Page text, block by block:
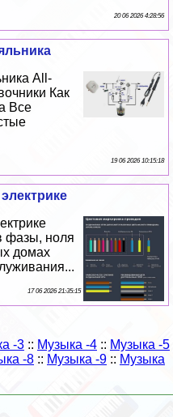
20 06 2026 4:28:56
All-
Как
Все
19 06 2026 10:15:18
фазы, ноля
домах
17 06 2026 21:35:15
-3 :: Музыка -4 :: Музыка -5
-8 :: Музыка -9 :: Музыка